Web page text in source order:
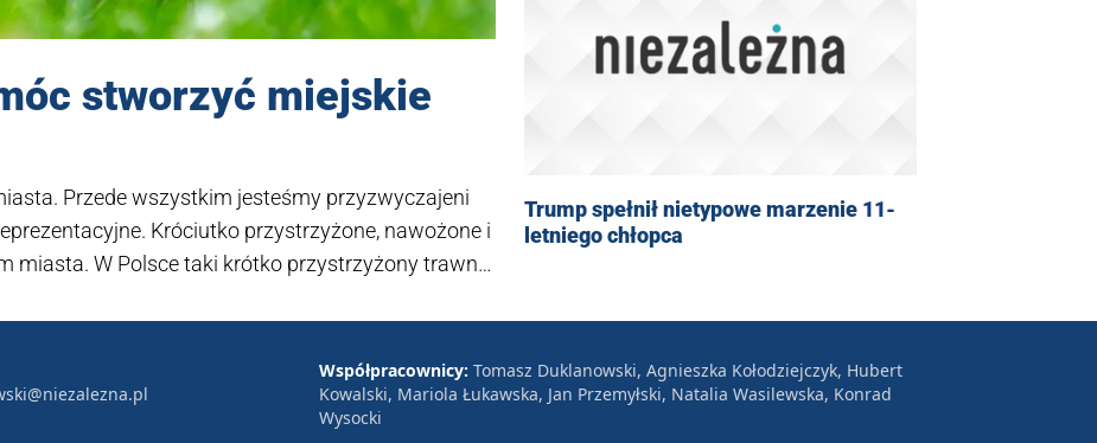
stworzyć miejskie
Przede wszystkim jesteśmy przyzwyczajeni
Króciutko przystrzyżone, nawożone i
miasta. W Polsce taki krótko przystrzyżony trawnik
przydroża, skarpy czy brzegi cieków
zdominowana często przez jeden
się trawy, która ma za zadanie
erozję wodną. Dziś zaczynamy jednak
Trump spełnił nietypowe marzenie 11-
letniego chłopca
Współpracownicy: Tomasz Duklanowski, Agnieszka Kołodziejczyk, Hubert
Kowalski, Mariola Łukawska, Jan Przemyłski, Natalia Wasilewska, Konrad
Wysocki